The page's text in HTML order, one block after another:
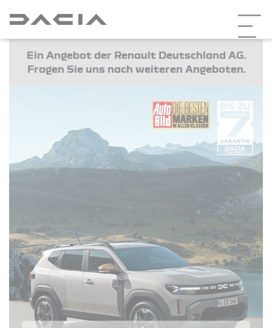
Ein Angebot der Renault Deutschland AG.
Fragen Sie uns nach weiteren Angeboten.